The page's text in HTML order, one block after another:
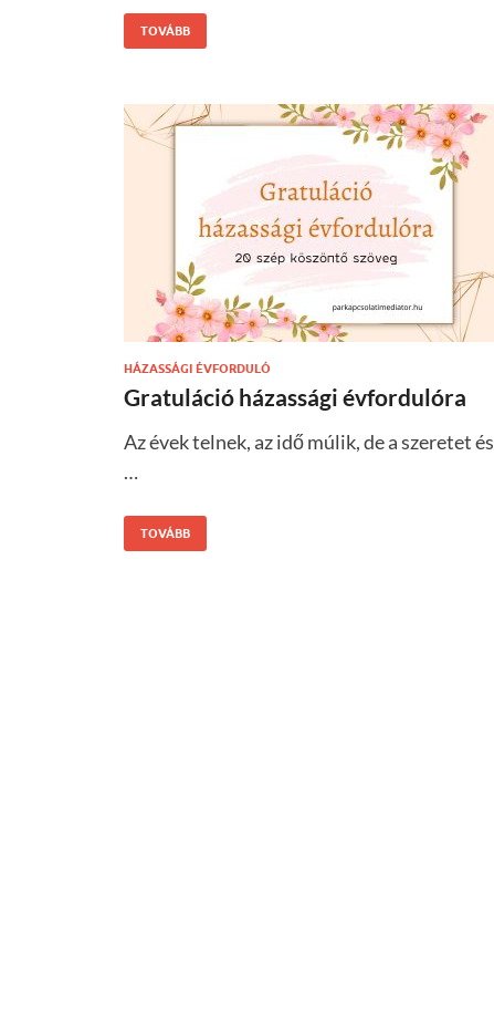
TOVÁBB
HÁZASSÁGI ÉVFORDULÓ
Gratuláció házassági évfordulóra
Az évek telnek, az idő múlik, de a szeretet és
…
TOVÁBB